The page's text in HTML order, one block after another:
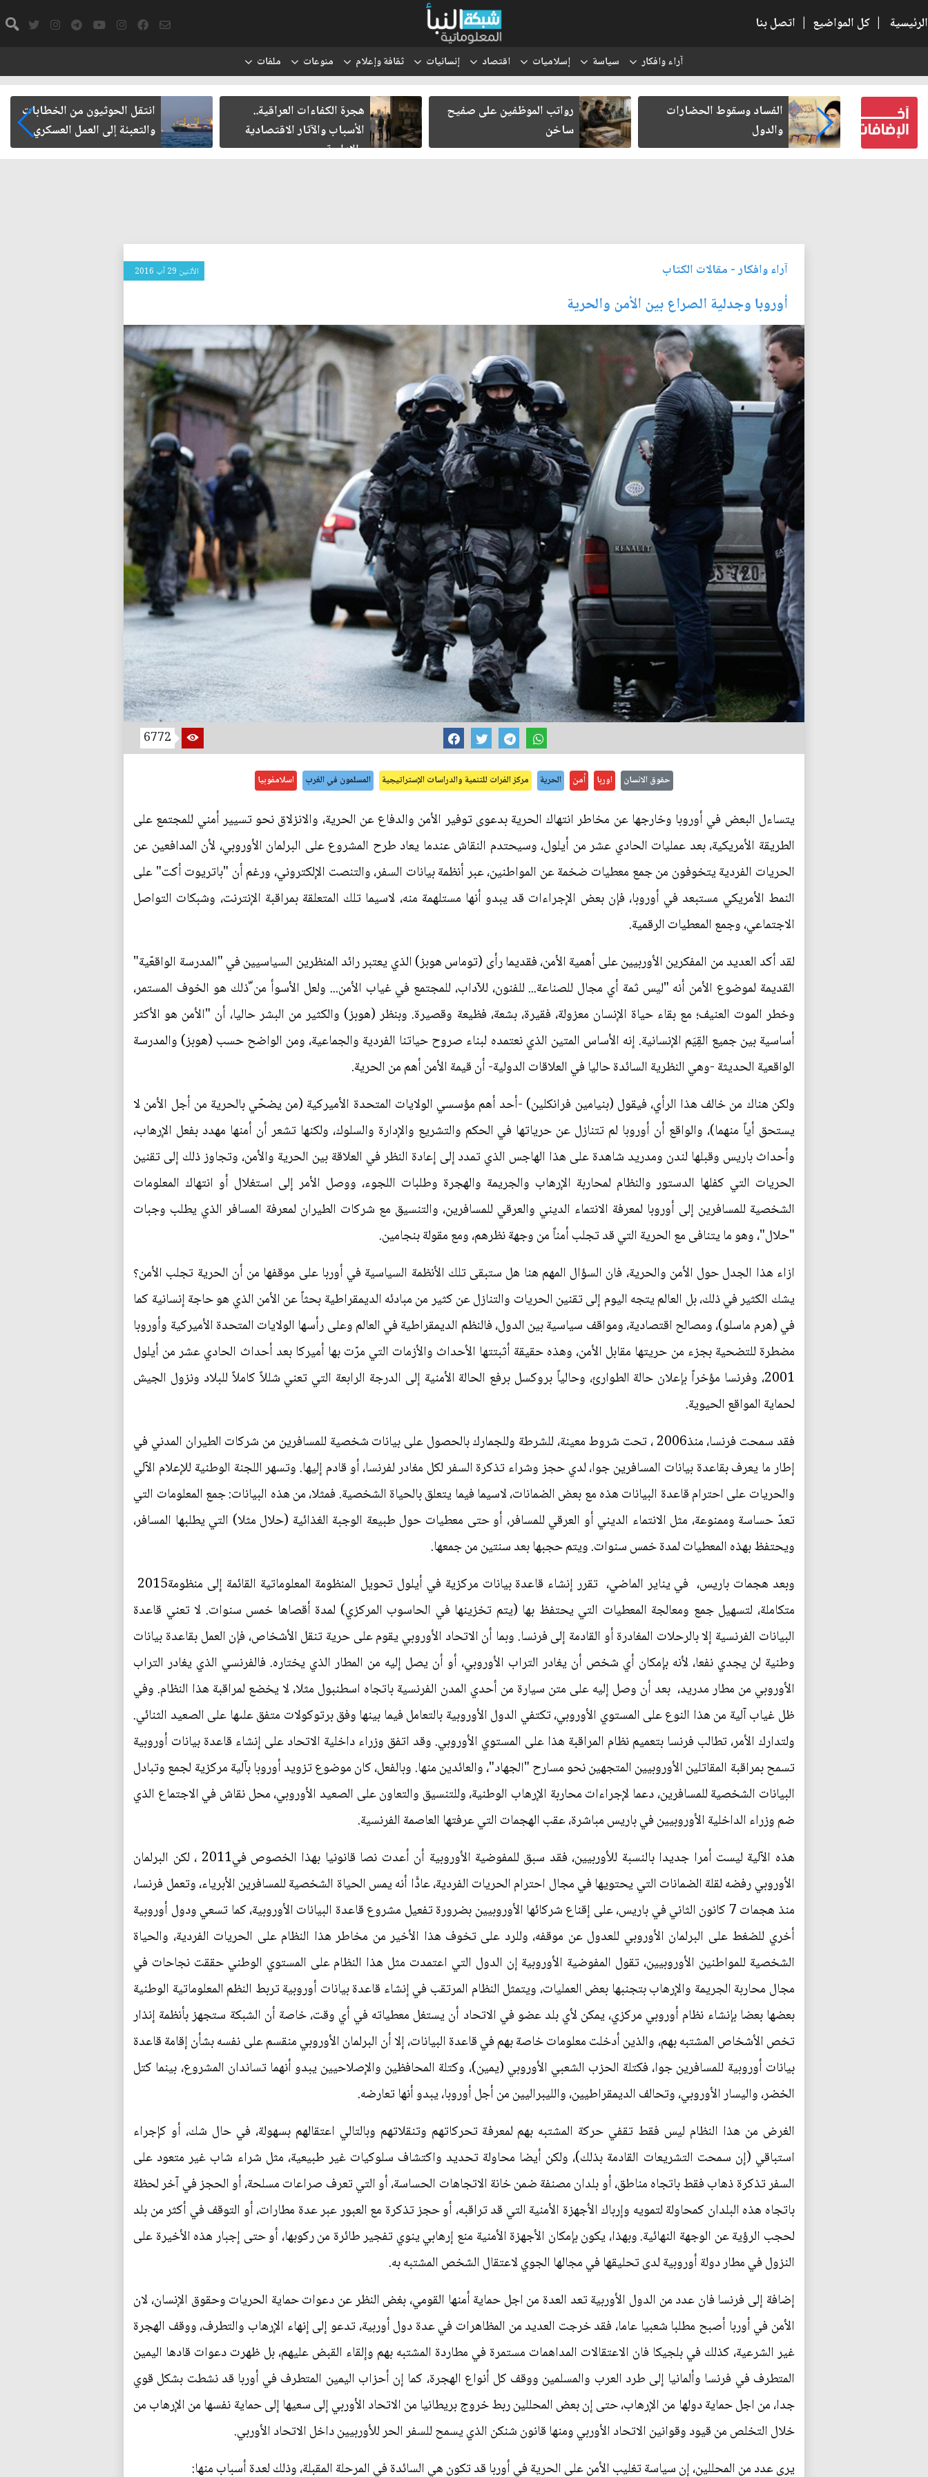
الرئيسية | كل المواضيع | اتصل بنا
آراء وافكار سياسة إسلاميات اقتصاد إنسانيات ثقافة وإعلام منوعات ملفات
كتب لنفسه
الفساد وسقوط الحضارات
والدول
رواتب الموظفين على صفيح
ساخن
هجرة الكفاءات العراقية..
الأسباب والآثار الاقتصادية
والإدارية
انتقل الحوثيون من الخطابات
والتعبئة إلى العمل العسكري
آراء وافكار- مقالات الكتاب الأثنين 29 آب 2016
أوروبا وجدلية الصراع بين الأمن والحرية
6772
حقوق الانسان اوربا أمن الحرية مركز الفرات للتنمية والدراسات الإستراتيجية المسلمون في الغرب اسلامفوبيا
يتساءل البعض في أوروبا وخارجها عن مخاطر انتهاك الحرية بدعوى توفير الأمن والدفاع عن الحرية،‮ ‬والانزلاق نحو تسيير أمني للمجتمع على
الطريقة الأمريكية،‮ ‬بعد عمليات الحادي عشر من أيلول، ‬وسيحتدم النقاش عندما يعاد طرح المشروع على البرلمان الأوروبي،‮ ‬لأن المدافعين عن
الحريات الفردية يتخوفون من جمع معطيات ضخمة عن المواطنين،‮ ‬عبر أنظمة بيانات السفر،‮ ‬والتنصت الإلكتروني‮، ‬ورغم أن‮ "‬باتريوت أكت‮" ‬على
النمط الأمريكي مستبعد في أوروبا،‮ ‬فإن بعض الإجراءات قد يبدو أنها مستلهمة منه،‮ ‬لاسيما تلك المتعلقة بمراقبة الإنترنت،‮ ‬وشبكات التواصل
الاجتماعي،‮ ‬وجمع المعطيات الرقمية‮.
لقد أكد العديد من المفكرين الأوربيين على أهمية الأمن، فقديما رأى (توماس هوبز) الذي يعتبر رائد المنظرين السياسيين في "المدرسة الواقعّية"
القديمة لموضوع الأمن أنه "ليس ثمة أي مجال للصناعة... للفنون، للآداب، للمجتمع في غياب الأمن... ولعل الأسوأ من ّذلك هو الخوف المستمر،
وخطر الموت العنيف؛ مع بقاء حياة الإنسان معزولة، فقيرة، بشعة، فظيعة وقصيرة. وبنظر (هوبز) والكثير من البشر حاليا، أن "الأمن هو الأكثر
أساسية بين جميع القِيَم الإنسانية. إنه الأساس المتين الذي نعتمده لبناء صروح حياتنا الفردية والجماعية، ومن الواضح حسب (هوبز) والمدرسة
الواقعية الحديثة -وهي النظرية السائدة حاليا في العلاقات الدولية- أن قيمة الأمن أهم من الحرية.
ولكن هناك من خالف هذا الرأي، فيقول (بنيامين فرانكلين) -أحد أهم مؤسسي الولايات المتحدة الأميركية (من يضحّي بالحرية من أجل الأمن لا
يستحق أياً منهما)، والواقع أن أوروبا لم تتنازل عن حرياتها في الحكم والتشريع والإدارة والسلوك، ولكنها تشعر أن أمنها مهدد بفعل الإرهاب،
وأحداث باريس وقبلها لندن ومدريد شاهدة على هذا الهاجس الذي تمدد إلى إعادة النظر في العلاقة بين الحرية والأمن، وتجاوز ذلك إلى تقنين
الحريات التي كفلها الدستور والنظام لمحاربة الإرهاب والجريمة والهجرة وطلبات اللجوء، ووصل الأمر إلى استغلال أو انتهاك المعلومات
الشخصية للمسافرين إلى أوروبا لمعرفة الانتماء الديني والعرقي للمسافرين، والتنسيق مع شركات الطيران لمعرفة المسافر الذي يطلب وجبات
"حلال"، وهو ما يتنافى مع الحرية التي قد تجلب أمناً من وجهة نظرهم، ومع مقولة بنجامين.
ازاء هذا الجدل حول الأمن والحرية، فان السؤال المهم هنا هل ستبقى تلك الأنظمة السياسية في أوربا على موقفها من أن الحرية تجلب الأمن؟
يشك الكثير في ذلك، بل العالم يتجه اليوم إلى تقنين الحريات والتنازل عن كثير من مبادئه الديمقراطية بحثاً عن الأمن الذي هو حاجة إنسانية كما
في (هرم ماسلو)، ومصالح اقتصادية، ومواقف سياسية بين الدول، فالنظم الديمقراطية في العالم وعلى رأسها الولايات المتحدة الأميركية وأوروبا
مضطرة للتضحية بجزء من حريتها مقابل الأمن، وهذه حقيقة أثبتتها الأحداث والأزمات التي مرّت بها أميركا بعد أحداث الحادي عشر من أيلول
2001، وفرنسا مؤخراً بإعلان حالة الطوارئ، وحالياً بروكسل برفع الحالة الأمنية إلى الدرجة الرابعة التي تعني شللاً كاملاً للبلاد ونزول الجيش
لحماية المواقع الحيوية.
فقد سمحت فرنسا،‮ ‬منذ‮ ‬2006،‮ ‬تحت شروط معينة، للشرطة وللجمارك بالحصول على بيانات شخصية للمسافرين من شركات الطيران المدني في
إطار ما يعرف بقاعدة بيانات المسافرين جوا، لدي حجز وشراء تذكرة السفر لكل مغادر لفرنسا،‮ ‬أو قادم إليها‮. ‬وتسهر اللجنة الوطنية للإعلام الآلي
والحريات على احترام قاعدة البيانات هذه مع بعض الضمانات، لاسيما فيما يتعلق بالحياة الشخصية‮. ‬فمثلا،‮ ‬من هذه البيانات‮: ‬جمع المعلومات التي
‬ويحتفظ بهذه المعطيات لمدة خمس سنوات‮. ‬ويتم حجبها بعد سنتين من جمعها‮.
متكاملة‮، ‬لتسهيل جمع ومعالجة المعطيات التي يحتفظ بها‮ (‬يتم تخزينها في الحاسوب المركزي‮) ‬لمدة أقصاها خمس سنوات‮. ‬لا تعني قاعدة
البيانات الفرنسية إلا بالرحلات المغادرة أو القادمة إلى فرنسا‮. ‬وبما أن الاتحاد الأوروبي يقوم على حرية تنقل الأشخاص، فإن العمل بقاعدة بيانات
وطنية لن يجدي نفعا،‮ ‬لأنه بإمكان أي شخص أن يغادر التراب الأوروبي،‮ ‬أو أن يصل إليه من المطار الذي يختاره‮. ‬فالفرنسي الذي يغادر التراب
الأوروبي من مطار مدريد، ‮ ‬بعد أن وصل إليه على متن سيارة من أحدي المدن الفرنسية باتجاه اسطنبول مثلا،‮ ‬لا يخضع لمراقبة هذا النظام‮. ‬وفي
ظل‮ ‬غياب آلية من هذا النوع على المستوي الأوروبي، تكتفي الدول الأوروبية بالتعامل فيما بينها وفق برتوكولات متفق علىها على الصعيد الثنائي‮.
‬ولتدارك الأمر،‮ ‬تطالب فرنسا بتعميم نظام المراقبة هذا على المستوي الأوروبي‮. ‬وقد اتفق وزراء داخلية الاتحاد على إنشاء قاعدة بيانات أوروبية
تسمح بمراقبة المقاتلين الأوروبيين المتجهين نحو مسارح‮ "‬الجهاد‮"‬،‮ ‬والعائدين منها‮. ‬وبالفعل،‮ ‬كان موضوع تزويد أوروبا بآلية مركزية لجمع وتبادل
البيانات الشخصية للمسافرين،‮ ‬دعما لإجراءات محاربة الإرهاب الوطنية،‮ ‬وللتنسيق والتعاون على الصعيد الأوروبي، محل نقاش في الاجتماع الذي
ضم وزراء الداخلية الأوروبيين في باريس مباشرة،‮ ‬عقب الهجمات التي عرفتها العاصمة الفرنسية‮.‬
هذه الآلية ليست أمرا جديدا بالنسبة للأوربيين، فقد سبق للمفوضية الأوروبية أن أعدت نصا قانونيا بهذا الخصوص في‮ ‬2011،‮ ‬لكن البرلمان
الأوروبي رفضه لقلة الضمانات التي يحتويها في مجال احترام الحريات الفردية،‮ ‬عادًّا أنه يمس الحياة الشخصية للمسافرين الأبرياء‮، ‬وتعمل فرنسا،
منذ هجمات‮ ‬7‮ ‬كانون الثاني في باريس، على إقناع شركائها الأوروبيين بضرورة تفعيل مشروع قاعدة البيانات الأوروبية،‮ ‬كما تسعي ودول أوروبية
أخري للضغط على البرلمان الأوروبي للعدول عن موقفه، ‬وللرد على تخوف هذا الأخير من مخاطر هذا النظام على الحريات الفردية،‮ ‬والحياة
الشخصية للمواطنين الأوروبيين، تقول المفوضية الأوروبية إن الدول التي اعتمدت مثل هذا النظام على المستوي الوطني حققت نجاحات في
مجال محاربة الجريمة والإرهاب بتجنبها بعض العمليات، ‬ويتمثل النظام المرتقب في إنشاء قاعدة بيانات أوروبية تربط النظم المعلوماتية الوطنية
بعضها بعضا بإنشاء نظام أوروبي مركزي،‮ ‬يمكن لأي بلد عضو في الاتحاد أن يستغل معطياته في أي وقت، خاصة أن الشبكة ستجهز بأنظمة إنذار
تخص الأشخاص المشتبه بهم،‮ ‬والذين أدخلت معلومات خاصة بهم في قاعدة البيانات، ‬إلا أن البرلمان الأوروبي منقسم على نفسه بشأن إقامة قاعدة
بيانات أوروبية للمسافرين جوا، فكتلة الحزب الشعبي الأوروبي‮ (‬يمين‮)‬،‮ ‬وكتلة المحافظين والإصلاحيين يبدو أنهما تساندان المشروع، بينما كتل
الخضر،‮ ‬واليسار الأوروبي،‮ ‬وتحالف الديمقراطيين،‮ ‬والليبراليين من أجل أوروبا،‮ ‬يبدو أنها تعارضه‮.‬
الغرض من هذا النظام ليس فقط تقفي حركة المشتبه بهم لمعرفة تحركاتهم وتنقلاتهم وبالتالي اعتقالهم بسهولة،‮ ‬في حال شك،‮ ‬أو كإجراء
استباقي‮ (إن سمحت التشريعات القادمة بذلك‮)‬، ولكن أيضا محاولة تحديد واكتشاف سلوكيات‮ ‬غير طبيعية،‮ ‬مثل شراء شاب‮ ‬غير متعود على
السفر تذكرة ذهاب فقط باتجاه مناطق،‮ ‬أو بلدان مصنفة ضمن خانة الاتجاهات الحساسة،‮ ‬أو التي تعرف صراعات مسلحة، أو الحجز في آخر لحظة
باتجاه هذه البلدان كمحاولة لتمويه وإرباك الأجهزة الأمنية التي قد تراقبه، أو حجز تذكرة مع العبور عبر عدة مطارات،‮ ‬أو التوقف في أكثر من بلد
لحجب الرؤية عن الوجهة النهائية‮. ‬وبهذا،‮ ‬يكون بإمكان الأجهزة الأمنية منع إرهابي ينوي تفجير طائرة من ركوبها،‮ ‬أو حتى إجبار هذه الأخيرة على
النزول في مطار دولة أوروبية لدى تحليقها في مجالها الجوي لاعتقال الشخص المشتبه به‮.
إضافة إلى فرنسا فان عدد من الدول الأوربية تعد العدة من اجل حماية أمنها القومي، بغض النظر عن دعوات حماية الحريات وحقوق الإنسان، لان
الأمن في أوربا أصبح مطلبا شعبيا عاما، فقد خرجت العديد من المظاهرات في عدة دول أوربية، تدعو إلى إنهاء الإرهاب والتطرف، ووقف الهجرة
غير الشرعية، كذلك في بلجيكا فان الاعتقالات المداهمات مستمرة في مطاردة المشتبه بهم وإلقاء القبض عليهم، بل ظهرت دعوات قادها اليمين
المتطرف في فرنسا وألمانيا إلى طرد العرب والمسلمين ووقف كل أنواع الهجرة، كما إن أحزاب اليمين المتطرف في أوربا قد نشطت بشكل قوي
جدا، من اجل حماية دولها من الإرهاب، حتى إن بعض المحللين ربط خروج بريطانيا من الاتحاد الأوربي إلى سعيها إلى حماية نفسها من الإرهاب من
خلال التخلص من قيود وقوانين الاتحاد الأوربي ومنها قانون شنكن الذي يسمح للسفر الحر للأوربيين داخل الاتحاد الأوربي.
يرى عدد من المحللين، إن سياسة تغليب الأمن على الحرية في أوربا قد تكون هي السائدة في المرحلة المقبلة، وذلك لعدة أسباب منها: